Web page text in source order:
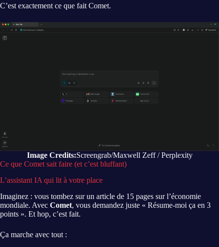
C’est exactement ce que fait Comet.
Image Credits:Screengrab/Maxwell Zeff / Perplexity
Ce que Comet sait faire (et c’est bluffant)
L’assistant IA qui lit à votre place
Imaginez : vous tombez sur un article de 15 pages sur l’économie
mondiale. Avec Comet, vous demandez juste « Résume-moi ça en 3
points ». Et hop, c’est fait.
Ça marche avec tout :